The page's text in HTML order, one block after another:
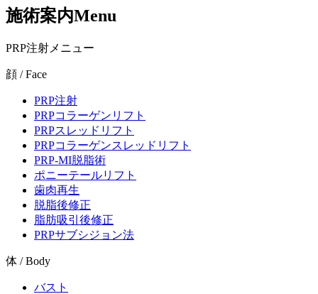
施術案内Menu
PRP注射メニュー
顔 / Face
PRP注射
PRPコラーゲンリフト
PRPスレッドリフト
PRPコラーゲンスレッドリフト
PRP-MI脱脂術
ポニーテールリフト
歯肉再生
脱脂後修正
脂肪吸引後修正
PRPサブシジョン法
体 / Body
バスト